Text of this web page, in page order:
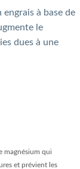
magnésium qui
et prévient les